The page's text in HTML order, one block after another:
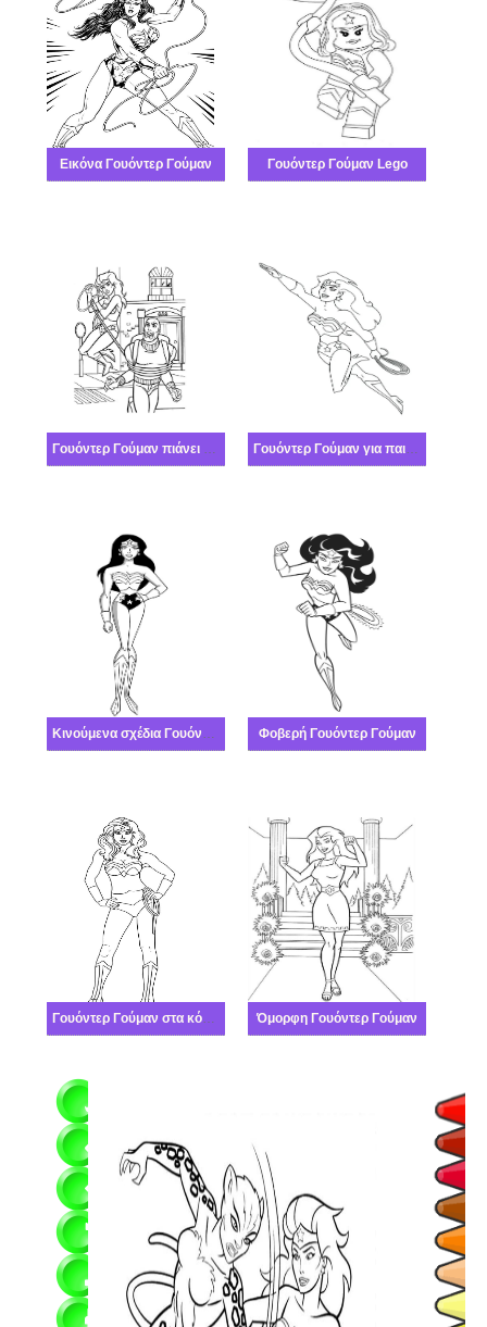
Εικόνα Γουόντερ Γούμαν Γουόντερ Γούμαν Lego
Γουόντερ Γούμαν πιάνει έναν εγκληματία Γουόντερ Γούμαν για παιδιά
Κινούμενα σχέδια Γουόντερ Γούμαν Φοβερή Γουόντερ Γούμαν
Γουόντερ Γούμαν στα κόμικς Όμορφη Γουόντερ Γούμαν